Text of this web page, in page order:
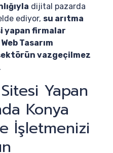
dijital pazarda
ediyor, su arıtma
yapan firmalar
Tasarım
vazgeçilmez
.
Yapan
Konya
İşletmenizi